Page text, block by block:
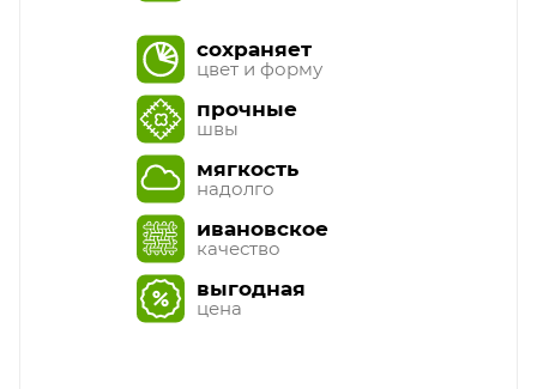
сохраняет
цвет и форму
прочные
швы
мягкость
надолго
ивановское
качество
выгодная
цена